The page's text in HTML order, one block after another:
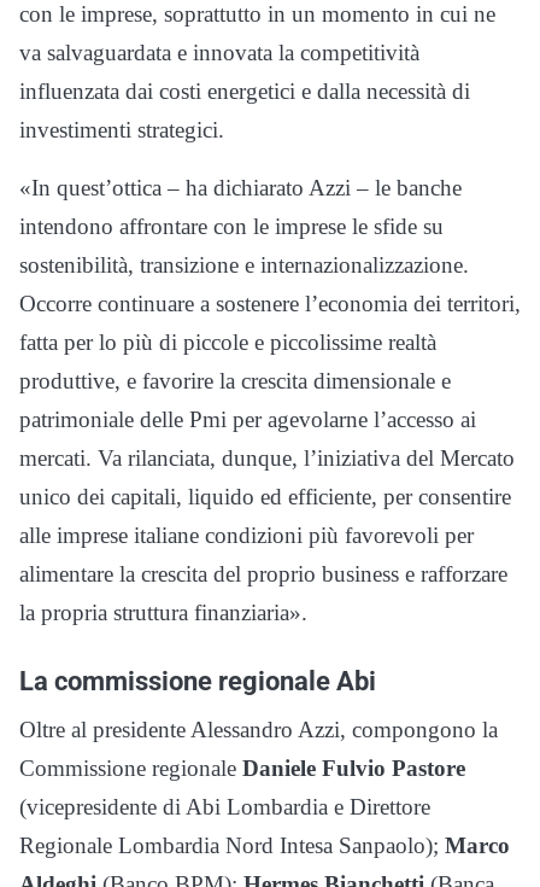
con le imprese, soprattutto in un momento in cui ne
va salvaguardata e innovata la competitività
influenzata dai costi energetici e dalla necessità di
investimenti strategici.
«In quest’ottica – ha dichiarato Azzi – le banche
intendono affrontare con le imprese le sfide su
sostenibilità, transizione e internazionalizzazione.
Occorre continuare a sostenere l’economia dei territori,
fatta per lo più di piccole e piccolissime realtà
produttive, e favorire la crescita dimensionale e
patrimoniale delle Pmi per agevolarne l’accesso ai
mercati. Va rilanciata, dunque, l’iniziativa del Mercato
unico dei capitali, liquido ed efficiente, per consentire
alle imprese italiane condizioni più favorevoli per
alimentare la crescita del proprio business e rafforzare
la propria struttura finanziaria».
La commissione regionale Abi
Oltre al presidente Alessandro Azzi, compongono la
Commissione regionale Daniele Fulvio Pastore
(vicepresidente di Abi Lombardia e Direttore
Regionale Lombardia Nord Intesa Sanpaolo); Marco